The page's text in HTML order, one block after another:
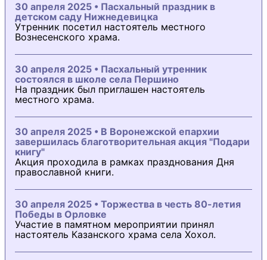
30 апреля 2025 • Пасхальный праздник в
детском саду Нижнедевицка
Утренник посетил настоятель местного
Вознесенского храма.
30 апреля 2025 • Пасхальный утренник
состоялся в школе села Першино
На праздник был приглашен настоятель
местного храма.
30 апреля 2025 • В Воронежской епархии
завершилась благотворительная акция "Подари
книгу"
Акция проходила в рамках празднования Дня
православной книги.
30 апреля 2025 • Торжества в честь 80-летия
Победы в Орловке
Участие в памятном мероприятии принял
настоятель Казанского храма села Хохол.